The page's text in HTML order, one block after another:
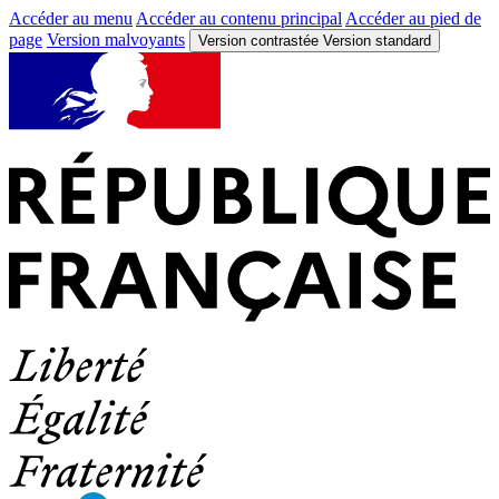
Accéder au menu Accéder au contenu principal Accéder au pied de
page Version malvoyants Version contrastée Version standard